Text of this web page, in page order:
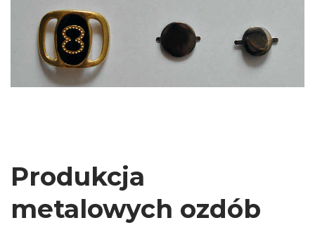
Produkcja
metalowych ozdób